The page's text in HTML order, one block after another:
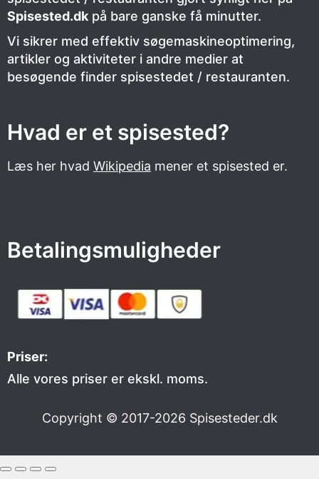
Spisested.dk på bare ganske få minutter.
Vi sikrer med effektiv søgemaskineoptimering,
artikler og aktiviteter i andre medier at
besøgende finder spisestedet / restauranten.
Hvad er et spisested?
Læs her hvad Wikipedia mener et spisested er.
Betalingsmuligheder
Priser:
Alle vores priser er ekskl. moms.
Copyright © 2017-2026 Spisesteder.dk